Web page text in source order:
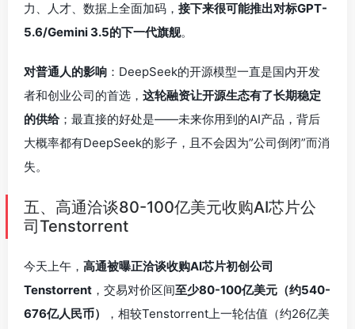
力、人才、数据上全面加码， 接下来很可能推出对标GPT-
5.6/Gemini 3.5的下一代旗舰。
对普通人的影响 ：DeepSeek的开源模型一直是国内开发
者和创业公司的首选， 这轮融资让开源生态有了长期稳定
的供给；最直接的好处是——未来你用到的AI产品，背后
大概率都有DeepSeek的影子，且不会因为”公司倒闭”而消
失。
五、高通洽谈80-100亿美元收购AI芯片公
司Tenstorrent
今天上午， 高通被曝正洽谈收购AI芯片初创公司
Tenstorrent ，交易对价区间至少80-100亿美元（约540-
676亿人民币）
，相较Tenstorrent上一轮估值（约26亿美